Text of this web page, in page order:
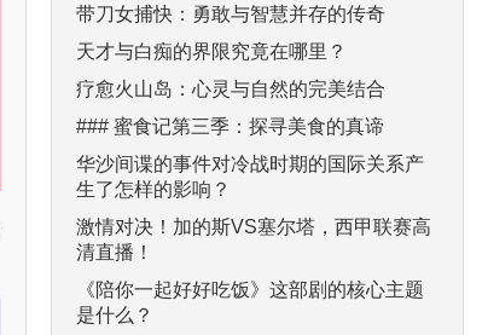
带刀女捕快：勇敢与智慧并存的传奇
天才与白痴的界限究竟在哪里？
疗愈火山岛：心灵与自然的完美结合
### 蜜食记第三季：探寻美食的真谛
华沙间谍的事件对冷战时期的国际关系产
生了怎样的影响？
激情对决！加的斯VS塞尔塔，西甲联赛高
清直播！
《陪你一起好好吃饭》这部剧的核心主题
是什么？